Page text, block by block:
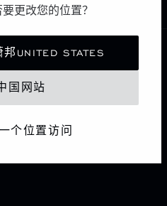
更改您的位置？
UNITED STATES
国网站
个位置访问
地区）